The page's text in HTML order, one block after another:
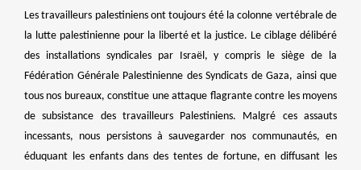
Les travailleurs palestiniens ont toujours étéla colonne vertébralede
la lutte palestinienne pour la liberté et la justice. Le ciblage délibéré
des installations syndicales par Israël, y compris le siège de la
Fédération Générale Palestinienne des Syndicats de Gaza, ainsi que
tous nos bureaux, constitue une attaque flagrante contre les moyens
de subsistance des travailleurs Palestiniens. Malgré ces assauts
incessants, nous persistons à sauvegarder nos communautés, en
éduquant les enfants dans des tentes de fortune, en diffusant les